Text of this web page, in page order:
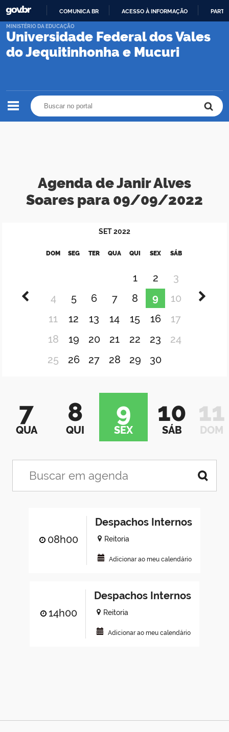
PARA
CONTEÚDO
COMUNICA BR ACESSO À INFORMAÇÃO
Universidade Federal dos Vales
do Jequitinhonha e Mucuri
MINISTÉRIO DA EDUCAÇÃO
Agenda de Janir Alves
Soares para 09/09/2022
SET2022
DOM SEG TER QUA QUI SEX SÁB
1 2
3
4
5 6 7 8 9
10
11
12 13 14 15 16
17
18
19 20 21 22 23
24
25
26 27 28 29 30
7
QUA
8
QUI
9
SEX
10
SÁB
11
DOM
08h00
Despachos Internos
Reitoria
Adicionar ao meu calendário
14h00
Despachos Internos
Reitoria
Adicionar ao meu calendário